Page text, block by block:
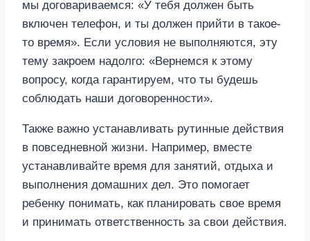
мы договариваемся: «У тебя должен быть
включен телефон, и ты должен прийти в такое-
то время». Если условия не выполняются, эту
тему закроем надолго: «Вернемся к этому
вопросу, когда гарантируем, что ты будешь
соблюдать наши договоренности».
Также важно устанавливать рутинные действия
в повседневной жизни. Например, вместе
устанавливайте время для занятий, отдыха и
выполнения домашних дел. Это помогает
ребенку понимать, как планировать свое время
и принимать ответственность за свои действия.